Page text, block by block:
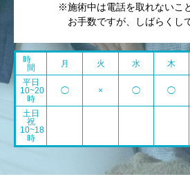
※施術中は電話を取れないこ
お手数ですが、しばらくし
時
間
月 火 水 木
平日
10~20
時
◯ × ◯ ◯
土日
祝
10~18
時